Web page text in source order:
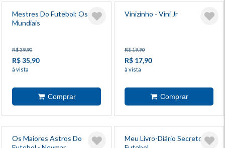
Mestres Do Futebol: Os
Mundiais
R$ 39,90
R$ 35,90
à vista
Vinizinho - Vini Jr
R$ 19,90
R$ 17,90
à vista
Os Maiores Astros Do
Meu Livro-Diário Secreto De